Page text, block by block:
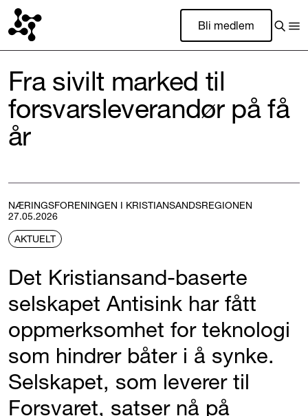
Bli medlem
Fra sivilt marked til
forsvarsleverandør på få
år
NÆRINGSFORENINGEN I KRISTIANSANDSREGIONEN
27.05.2026
AKTUELT
Det Kristiansand-baserte
selskapet Antisink har fått
oppmerksomhet for teknologi
som hindrer båter i å synke.
Selskapet, som leverer til
Forsvaret, satser nå på